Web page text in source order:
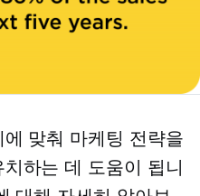
맞춰 마케팅 전략을
하는 데 도움이 됩니